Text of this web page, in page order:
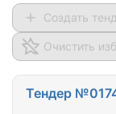
Создать
Очистить
Тендер